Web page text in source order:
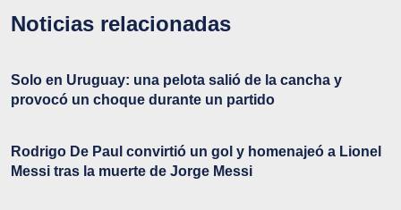
Noticias relacionadas
Solo en Uruguay: una pelota salió de la cancha y
provocó un choque durante un partido
Rodrigo De Paul convirtió un gol y homenajeó a Lionel
Messi tras la muerte de Jorge Messi